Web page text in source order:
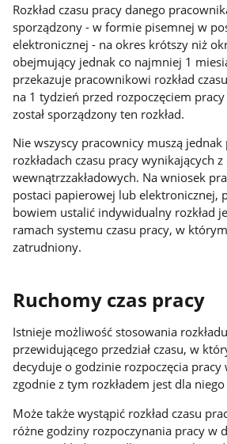
Rozkład czasu pracy danego
sporządzony - w formie pisemnej w
elektronicznej - na okres krótszy niż
obejmujący jednak co najmniej 1
przekazuje pracownikowi rozkład
na 1 tydzień przed rozpoczęciem
został sporządzony ten rozkład.
Nie wszyscy pracownicy muszą jednak
rozkładach czasu pracy wynikających
wewnątrzzakładowych. Na wniosek
postaci papierowej lub elektronicznej,
bowiem ustalić indywidualny rozkład
ramach systemu czasu pracy, w
zatrudniony.
Ruchomy czas pracy
Istnieje możliwość stosowania
przewidującego przedział czasu, w
decyduje o godzinie rozpoczęcia
zgodnie z tym rozkładem jest dla
Może także wystąpić rozkład czasu
różne godziny rozpoczynania pracy w